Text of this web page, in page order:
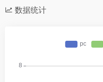
数据统计